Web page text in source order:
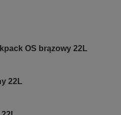
OS brązowy 22L
22L